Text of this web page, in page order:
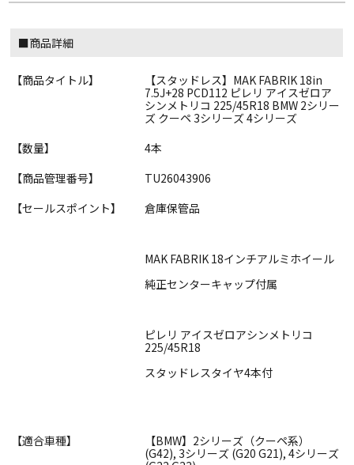
■商品詳細
【商品タイトル】
【スタッドレス】MAK FABRIK 18in
7.5J+28 PCD112 ピレリ アイスゼロア
シンメトリコ 225/45R18 BMW 2シリー
ズ クーペ 3シリーズ 4シリーズ
【数量】
4本
【商品管理番号】
TU26043906
【セールスポイント】
倉庫保管品
MAK FABRIK 18インチアルミホイール
純正センターキャップ付属
ピレリ アイスゼロアシンメトリコ
225/45R18
スタッドレスタイヤ4本付
【適合車種】
【BMW】2シリーズ（クーペ系）
(G42), 3シリーズ (G20 G21), 4シリーズ